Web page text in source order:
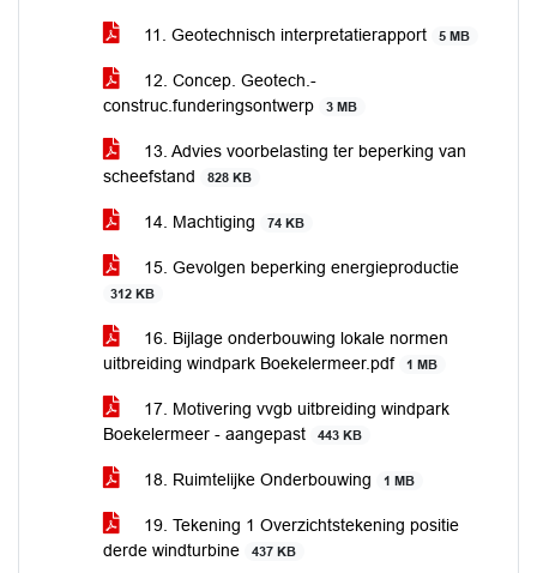
11. Geotechnisch interpretatierapport 5 MB
12. Concep. Geotech.-
construc.funderingsontwerp
3 MB
13. Advies voorbelasting ter beperking van
scheefstand
828 KB
14. Machtiging 74 KB
15. Gevolgen beperking energieproductie
312 KB
16. Bijlage onderbouwing lokale normen
uitbreiding windpark Boekelermeer.pdf
1 MB
17. Motivering vvgb uitbreiding windpark
Boekelermeer - aangepast
443 KB
18. Ruimtelijke Onderbouwing 1 MB
19. Tekening 1 Overzichtstekening positie
derde windturbine
437 KB